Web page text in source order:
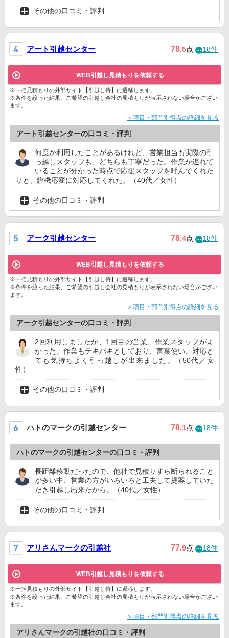
その他の口コミ・評判
アート引越センター 78.5点 18件
WEB引越し見積もりを依頼する
※一括見積もりの外部サイト【引越し侍】に遷移します。
※条件を絞った結果、ご希望の引越し会社の見積もりが表示されない場合がござい
ます。
＞項目・部門別得点の詳細を見る
アート引越センターの口コミ・評判
何度か利用したことがあるけれど、営業担当も実際の引
っ越しスタッフも、どちらも丁寧だった。作業が遅れて
いることが分かった時点で応援スタッフを呼んでくれた
りと、臨機応変に対応してくれた。（40代／女性）
その他の口コミ・評判
アーク引越センター 78.4点 18件
WEB引越し見積もりを依頼する
※一括見積もりの外部サイト【引越し侍】に遷移します。
※条件を絞った結果、ご希望の引越し会社の見積もりが表示されない場合がござい
ます。
＞項目・部門別得点の詳細を見る
アーク引越センターの口コミ・評判
2回利用しましたが、1回目の営業、作業スタッフがよ
かった。作業もテキパキとしており、言葉使い、対応と
ても気持ちよく引っ越しが出来ました。（50代／女
性）
その他の口コミ・評判
ハトのマークの引越センター 78.1点 18件
ハトのマークの引越センターの口コミ・評判
長距離移動だったので、他社で見積りすら断られること
が多い中、営業の方がいろいろと工夫して提案していた
だき引越し出来たから。（40代／女性）
その他の口コミ・評判
アリさんマークの引越社 77.9点 18件
WEB引越し見積もりを依頼する
※一括見積もりの外部サイト【引越し侍】に遷移します。
※条件を絞った結果、ご希望の引越し会社の見積もりが表示されない場合がござい
ます。
＞項目・部門別得点の詳細を見る
アリさんマークの引越社の口コミ・評判